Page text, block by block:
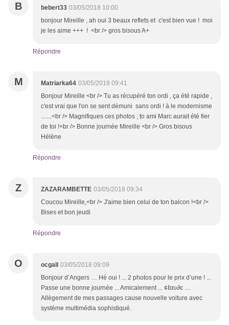
B bebert33 03/05/2018 10:00
bonjour Mireille , ah oui 3 beaux reflets et c'est bien vue ! moi
je les aime +++ ! <br /> gros bisous A+
Répondre
M Matriarka64 03/05/2018 09:41
Bonjour Mireille <br /> Tu as récupéré ton ordi , ça été rapide ,
c'est vrai que l'on se sent démuni sans ordi ! à le modernisme
.......<br /> Magnifiques ces photos , to ami Marc aurait été fier
de toi !<br /> Bonne journée Mireille <br /> Gros bisous
Hélène
Répondre
Z ZAZARAMBETTE 03/05/2018 09:34
Coucou Mireille,<br /> J'aime bien celui de ton balcon !<br />
Bises et bon jeudi
Répondre
O ocgall
03/05/2018 09:09
Bonjour d’Angers … Hé oui ! ... 2 photos pour le prix d’une ! ...
Passe une bonne journée ... Amicalement ... ¢ℓαυ∂є …
Allègement de mes passages cause nouvelle voiture avec
système multimédia sophistiqué.